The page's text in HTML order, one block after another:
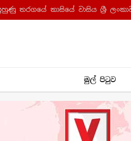
තරගයේ කාසියේ වාසිය ශ්‍රී
මුල් පිටුව